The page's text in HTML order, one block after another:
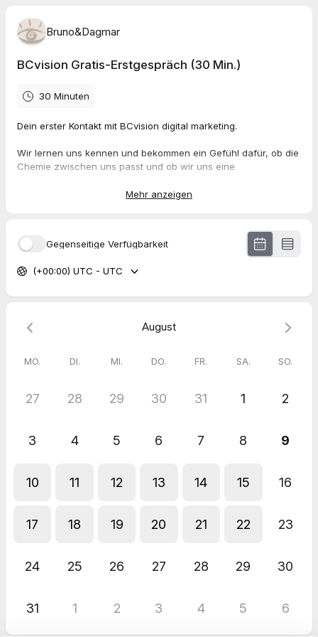
Bruno&Dagmar
BCvision Gratis-Erstgespräch (30 Min.)
30 Minuten
Dein erster Kontakt mit BCvision digital marketing.
Wir lernen uns kennen und bekommen ein Gefühl dafür, ob die
Chemie zwischen uns passt und ob wir uns eine
einen ersten Blick auf deine aktuelle Situation und
Buche einen freien Termin für Dein 30 min Gratis-Erstgespräch
mit uns. Anschließend erhältst du einen Link für eine
Videokonferenz über Zoom, den du im Browser oder in der
Zoom-App öffnen kannst.
Mehr anzeigen
Gegenseitige Verfügbarkeit
(+00:00) UTC - UTC
August
MO. DI. MI. DO. FR. SA. SO.
27 28 29 30 31 1 2
3 4 5 6 7 8 9
10 11 12 13 14 15 16
17 18 19 20 21 22 23
24 25 26 27 28 29 30
31 1 2 3 4 5 6